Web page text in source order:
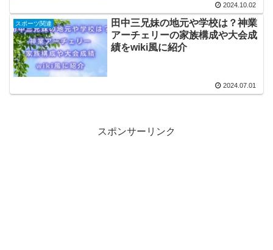
2024.10.02
スポーツ関連
田中三兄妹の地元や学校は？神業
アーチェリーの家族構成や大会成
績をwiki風に紹介
2024.07.01
スポンサーリンク